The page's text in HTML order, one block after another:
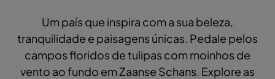
Um país que inspira com a sua beleza,
tranquilidade e paisagens únicas. Pedale pelos
campos floridos de tulipas com moinhos de
vento ao fundo em Zaanse Schans. Explore as